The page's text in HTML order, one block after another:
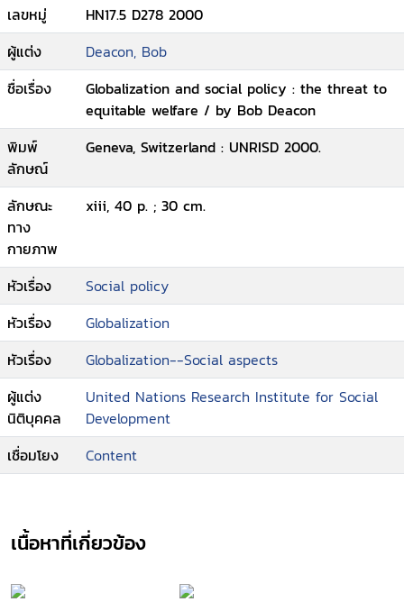
เลขหมู่
HN17.5 D278 2000
ผู้แต่ง
Deacon, Bob
ชื่อเรื่อง
Globalization and social policy : the threat to
equitable welfare / by Bob Deacon
พิมพ์
ลักษณ์
Geneva, Switzerland : UNRISD 2000.
ลักษณะ
ทาง
กายภาพ
xiii, 40 p. ; 30 cm.
หัวเรื่อง
Social policy
หัวเรื่อง
Globalization
หัวเรื่อง
Globalization--Social aspects
ผู้แต่ง
นิติบุคคล
United Nations Research Institute for Social
Development
เชื่อมโยง
Content
เนื้อหาที่เกี่ยวข้อง